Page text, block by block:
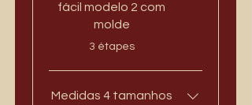
fácil modelo 2 com
molde
.
3 étapes
Medidas 4 tamanhos